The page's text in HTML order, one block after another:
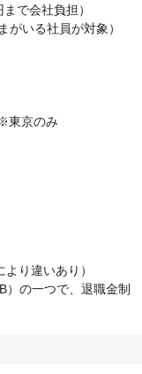
で会社負担）
がいる社員が対象）
東京のみ
り違いあり）
）の一つで、退職金制